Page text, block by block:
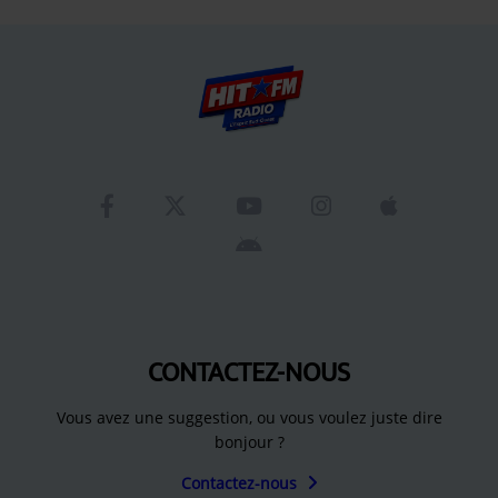
CONTACTEZ-NOUS
Vous avez une suggestion, ou vous voulez juste dire
bonjour ?
Contactez-nous